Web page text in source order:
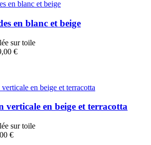
en blanc et beige
sur toile
€
verticale en beige et terracotta
sur toile
€